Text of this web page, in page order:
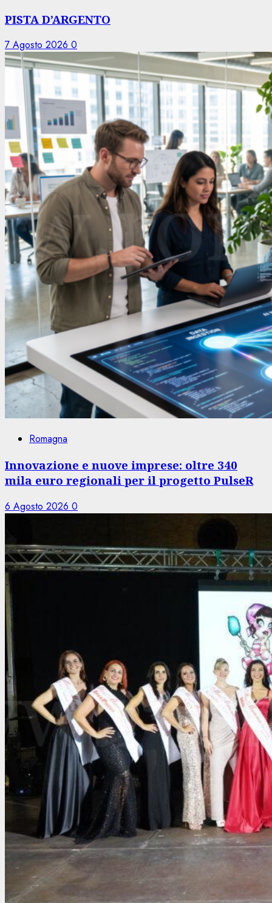
PISTA D’ARGENTO
7 Agosto 2026 0
Romagna
Innovazione e nuove imprese: oltre 340
mila euro regionali per il progetto PulseR
6 Agosto 2026 0